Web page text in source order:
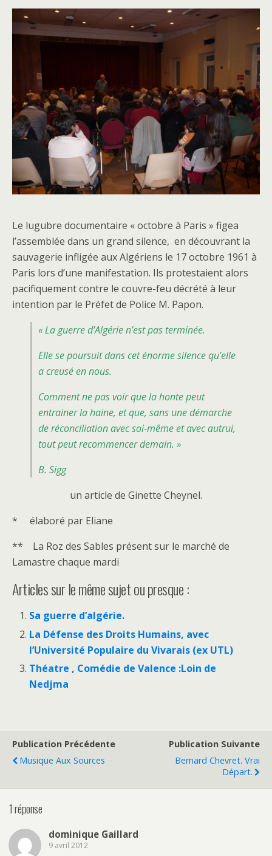
Le lugubre documentaire « octobre à Paris » figea
l’assemblée dans un grand silence, en découvrant la
sauvagerie infligée aux Algériens le 17 octobre 1961 à
Paris lors d’une manifestation. Ils protestaient alors
pacifiquement contre le couvre-feu décrété à leur
intention par le Préfet de Police M. Papon.
« La guerre d’Algérie n’est pas terminée.
Elle se poursuit dans cet énorme silence qu’elle
a creusé en nous.
Comment ne pas voir que la honte peut
entrainer la haine, et que, sans une démarche
de réconciliation avec soi-même et avec autrui,
tout peut recommencer demain. »
B. Sigg
un article de Ginette Cheynel.
* élaboré par Eliane
** La Roz des Sables présent sur le marché de
Lamastre chaque mardi
Articles sur le même sujet ou presque :
Sa guerre d’algérie.
La Défense des Droits Humains, avec
l’Université Populaire du Vivarais (ex UTL)
Théatre , Comédie de Valence :Loin de
Nedjma
Publication Précédente
Musique Aux Sources
Publication Suivante
Bernard Chevret. Vrai
Départ.
1 réponse
dominique Gaillard
9 avril 2012